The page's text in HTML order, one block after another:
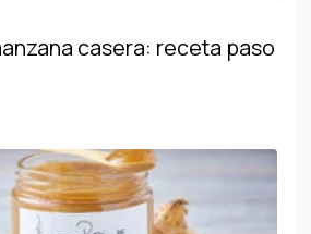
casera: receta paso